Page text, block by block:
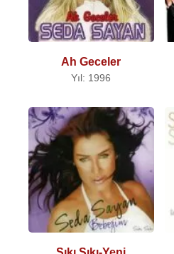
Ah Geceler
Yıl: 1996